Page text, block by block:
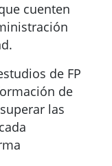
cuenten
de FP
de
las